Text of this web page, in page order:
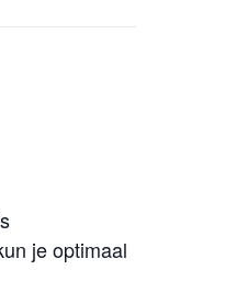
je optimaal